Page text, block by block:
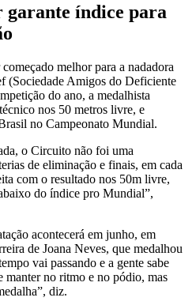
índice para
melhor para a nadadora
(Sociedade Amigos do Deficiente
do ano, a medalhista
nos 50 metros livre, e
no Campeonato Mundial.
o Circuito não foi uma
de eliminação e finais, em cada
com o resultado nos 50m livre,
do índice pro Mundial”,
acontecerá em junho, em
de Joana Neves, que medalhou
vai passando e a gente sabe
manter no ritmo e no pódio, mas
diz.